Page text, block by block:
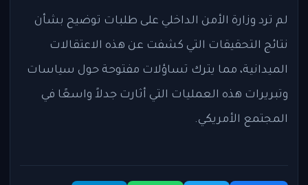
لم ترد وزارة الأمن الداخلي على طلبات توضيح بشأن
نتائج التحقيقات التي كشفت عن هذه الاعتقالات
الميدانية، مما يترك تساؤلات مفتوحة حول سياسات
وتبريرات هذه العمليات التي أثارت جدلاً واسعًا في
المجتمع الأمريكي.